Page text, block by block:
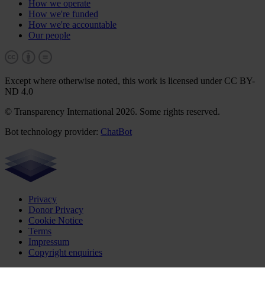
How we operate
How we're funded
How we're accountable
Our people
Except where otherwise noted, this work is licensed under CC BY-
ND 4.0
© Transparency International 2026. Some rights reserved.
Bot technology provider: ChatBot
Privacy
Donor Privacy
Cookie Notice
Terms
Impressum
Copyright enquiries